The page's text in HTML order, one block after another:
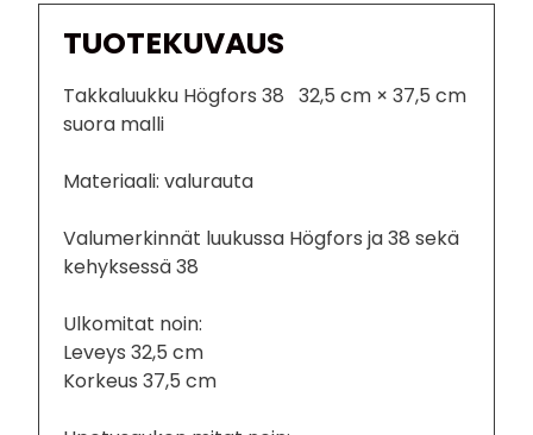
TUOTEKUVAUS
Takkaluukku Högfors 38 32,5 cm × 37,5 cm
suora malli
Materiaali: valurauta
Valumerkinnät luukussa Högfors ja 38 sekä
kehyksessä 38
Ulkomitat noin:
Leveys 32,5 cm
Korkeus 37,5 cm